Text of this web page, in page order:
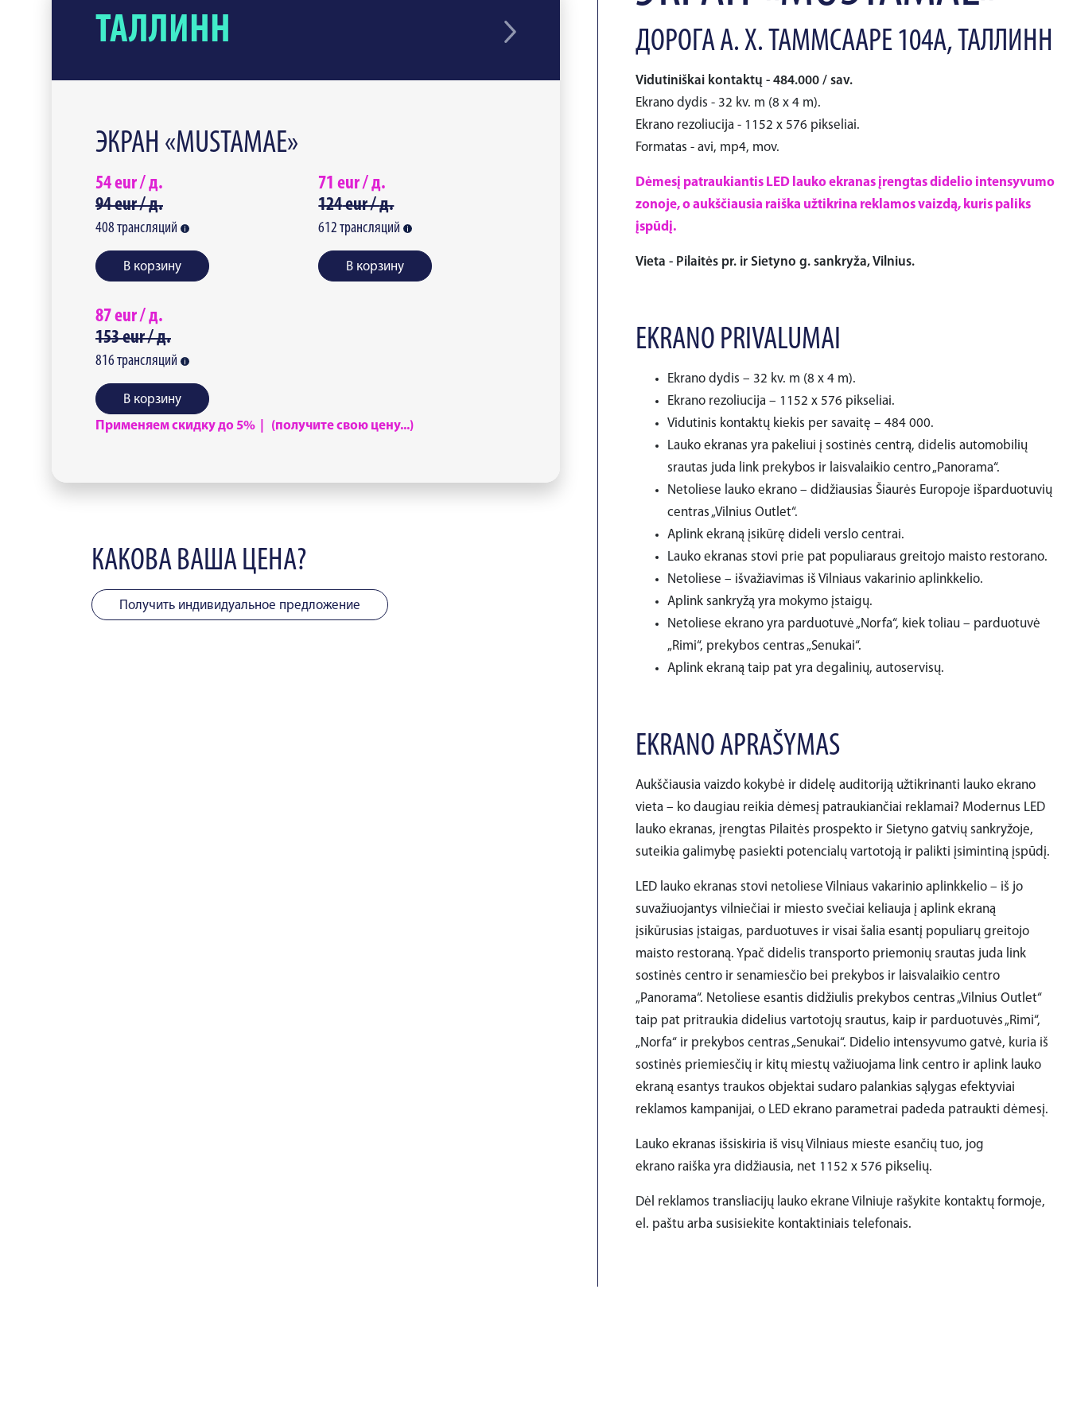
ТАЛЛИНН
ЭКРАН «MUSTAMAE»
54eur /д.
94eur /д.
408 трансляций
В корзину
71 eur /д.
124eur /д.
612 трансляций
В корзину
87eur /д.
153eur /д.
816трансляций
В корзину
Применяем скидку до 5% | (получите свою цену...)
КАКОВА ВАША ЦЕНА?
Получить индивидуальное предложение
ДОРОГА А. Х. ТАММСААРЕ 104А, ТАЛЛИНН
Vidutiniškai kontaktų - 484.000 / sav.
Ekrano dydis - 32 kv. m (8 x 4 m).
Ekrano rezoliucija - 1152 x 576 pikseliai.
Formatas - avi, mp4, mov.
Dėmesį patraukiantis LED lauko ekranas įrengtas didelio intensyvumo
zonoje, o aukščiausia raiška užtikrina reklamos vaizdą, kuris paliks
įspūdį.
Vieta - Pilaitės pr. ir Sietyno g. sankryža, Vilnius.
EKRANO PRIVALUMAI
Ekrano dydis – 32 kv. m (8 x 4 m).
Ekrano rezoliucija – 1152 x 576 pikseliai.
Vidutinis kontaktų kiekis per savaitę – 484 000.
Lauko ekranas yra pakeliui į sostinės centrą, didelis automobilių
srautas juda link prekybos ir laisvalaikio centro „Panorama“.
Netoliese lauko ekrano – didžiausias Šiaurės Europoje išparduotuvių
centras „Vilnius Outlet“.
Aplink ekraną įsikūrę dideli verslo centrai.
Lauko ekranas stovi prie pat populiaraus greitojo maisto restorano.
Netoliese – išvažiavimas iš Vilniaus vakarinio aplinkkelio.
Aplink sankryžą yra mokymo įstaigų.
Netoliese ekrano yra parduotuvė „Norfa“, kiek toliau – parduotuvė
„Rimi“, prekybos centras „Senukai“.
Aplink ekraną taip pat yra degalinių, autoservisų.
EKRANO APRAŠYMAS
Aukščiausia vaizdo kokybė ir didelę auditoriją užtikrinanti lauko ekrano
vieta – ko daugiau reikia dėmesį patraukiančiai reklamai? Modernus LED
lauko ekranas, įrengtas Pilaitės prospekto ir Sietyno gatvių sankryžoje,
suteikia galimybę pasiekti potencialų vartotoją ir palikti įsimintiną įspūdį.
LED lauko ekranas stovi netoliese Vilniaus vakarinio aplinkkelio – iš jo
suvažiuojantys vilniečiai ir miesto svečiai keliauja į aplink ekraną
įsikūrusias įstaigas, parduotuves ir visai šalia esantį populiarų greitojo
maisto restoraną. Ypač didelis transporto priemonių srautas juda link
sostinės centro ir senamiesčio bei prekybos ir laisvalaikio centro
„Panorama“. Netoliese esantis didžiulis prekybos centras „Vilnius Outlet“
taip pat pritraukia didelius vartotojų srautus, kaip ir parduotuvės „Rimi“,
„Norfa“ ir prekybos centras „Senukai“. Didelio intensyvumo gatvė, kuria iš
sostinės priemiesčių ir kitų miestų važiuojama link centro ir aplink lauko
ekraną esantys traukos objektai sudaro palankias sąlygas efektyviai
reklamos kampanijai, o LED ekrano parametrai padeda patraukti dėmesį.
Lauko ekranas išsiskiria iš visų Vilniaus mieste esančių tuo, jog
ekrano raiška yra didžiausia, net 1152 x 576 pikselių.
Dėl reklamos transliacijų lauko ekrane Vilniuje rašykite kontaktų formoje,
el. paštu arba susisiekite kontaktiniais telefonais.